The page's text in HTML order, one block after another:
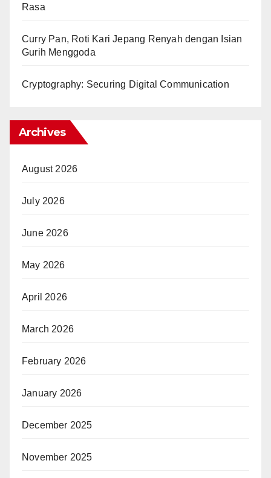
Rasa
Curry Pan, Roti Kari Jepang Renyah dengan Isian
Gurih Menggoda
Cryptography: Securing Digital Communication
Archives
August 2026
July 2026
June 2026
May 2026
April 2026
March 2026
February 2026
January 2026
December 2025
November 2025